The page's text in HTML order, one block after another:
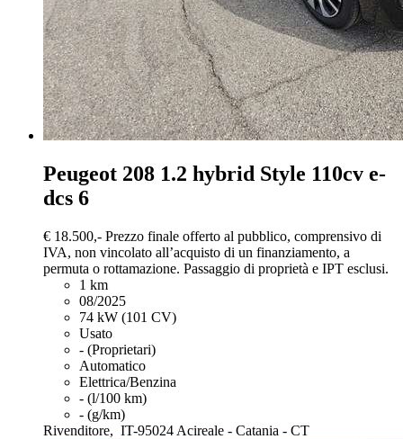
Peugeot 208 1.2 hybrid Style 110cv e-
dcs 6
€ 18.500,- Prezzo finale offerto al pubblico, comprensivo di
IVA, non vincolato all’acquisto di un finanziamento, a
permuta o rottamazione. Passaggio di proprietà e IPT esclusi.
1 km
08/2025
74 kW (101 CV)
Usato
- (Proprietari)
Automatico
Elettrica/Benzina
- (l/100 km)
- (g/km)
Rivenditore, IT-95024 Acireale - Catania - CT